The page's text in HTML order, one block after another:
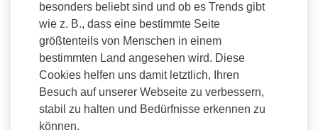
besonders beliebt sind und ob es Trends gibt
wie z. B., dass eine bestimmte Seite
größtenteils von Menschen in einem
bestimmten Land angesehen wird. Diese
Cookies helfen uns damit letztlich, Ihren
Besuch auf unserer Webseite zu verbessern,
stabil zu halten und Bedürfnisse erkennen zu
können.